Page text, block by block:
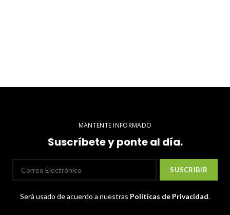
MANTENTE INFORMADO
Suscríbete y ponte al día.
Será usado de acuerdo a nuestras Políticas de Privacidad.